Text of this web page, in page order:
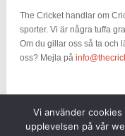
The Cricket handlar om
sporter. Vi är några tuffa
Om du gillar oss så ta och
oss? Mejla på
Vi använder
upplevelsen på vår